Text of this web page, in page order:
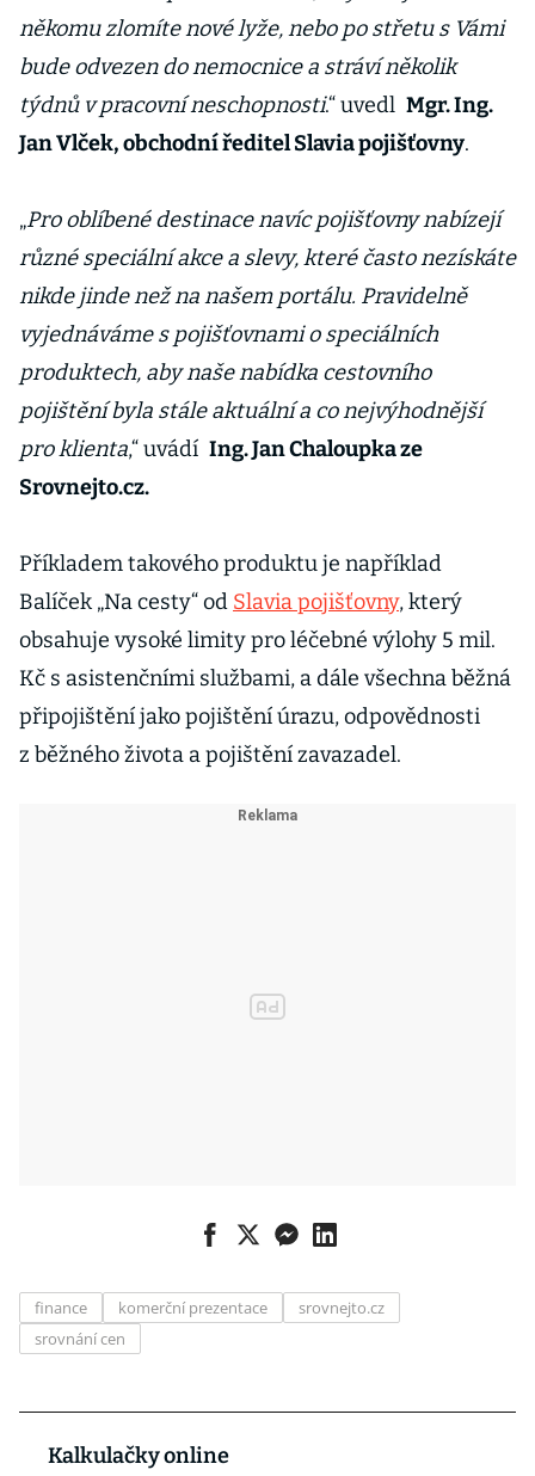
někomu zlomíte nové lyže, nebo po střetu s Vámi
bude odvezen do nemocnice a stráví několik
týdnů v pracovní neschopnosti.“ uvedl Mgr. Ing.
Jan Vlček, obchodní ředitel Slavia pojišťovny.
„Pro oblíbené destinace navíc pojišťovny nabízejí
různé speciální akce a slevy, které často nezískáte
nikde jinde než na našem portálu. Pravidelně
vyjednáváme s pojišťovnami o speciálních
produktech, aby naše nabídka cestovního
pojištění byla stále aktuální a co nejvýhodnější
pro klienta,“ uvádí Ing. Jan Chaloupka ze
Srovnejto.cz.
Příkladem takového produktu je například
Balíček „Na cesty“ od Slavia pojišťovny, který
obsahuje vysoké limity pro léčebné výlohy 5 mil.
Kč s asistenčními službami, a dále všechna běžná
připojištění jako pojištění úrazu, odpovědnosti
z běžného života a pojištění zavazadel.
finance komerční prezentace
srovnejto.cz
srovnání cen
Kalkulačky online